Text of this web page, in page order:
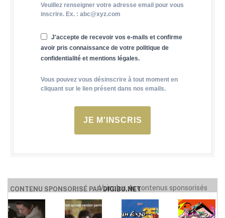
Veuillez renseigner votre adresse email pour vous
inscrire. Ex. : abc@xyz.com
J'accepte de recevoir vos e-mails et confirme
avoir pris connaissance de votre politique de
confidentialité et mentions légales.
Vous pouvez vous désinscrire à tout moment en
cliquant sur le lien présent dans nos emails.
JE M'INSCRIS
CONTENU SPONSORISÉ PARDIGIBU.NET
Voir plus de contenus sponsorisés